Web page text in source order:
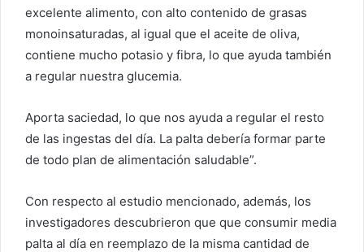
excelente alimento, con alto contenido de grasas
monoinsaturadas, al igual que el aceite de oliva,
contiene mucho potasio y fibra, lo que ayuda también
a regular nuestra glucemia.
Aporta saciedad, lo que nos ayuda a regular el resto
de las ingestas del día. La palta debería formar parte
de todo plan de alimentación saludable”.
Con respecto al estudio mencionado, además, los
investigadores descubrieron que que consumir media
palta al día en reemplazo de la misma cantidad de